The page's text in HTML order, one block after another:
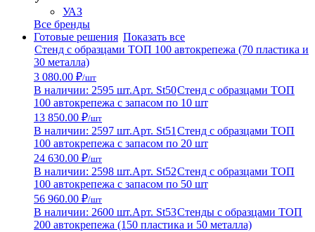
УАЗ
Все бренды
Готовые решения Показать все
Стенд с образцами ТОП 100 автокрепежа (70 пластика и
30 металла)
3 080.00 ₽/шт
В наличии: 2595 шт.Арт. St50Стенд с образцами ТОП
100 автокрепежа с запасом по 10 шт
13 850.00 ₽/шт
В наличии: 2597 шт.Арт. St51 Стенд с образцами ТОП
100 автокрепежа с запасом по 20 шт
24 630.00 ₽/шт
В наличии: 2598 шт.Арт. St52Стенд с образцами ТОП
100 автокрепежа с запасом по 50 шт
56 960.00 ₽/шт
В наличии: 2600 шт.Арт. St53Стенды с образцами ТОП
200 автокрепежа (150 пластика и 50 металла)